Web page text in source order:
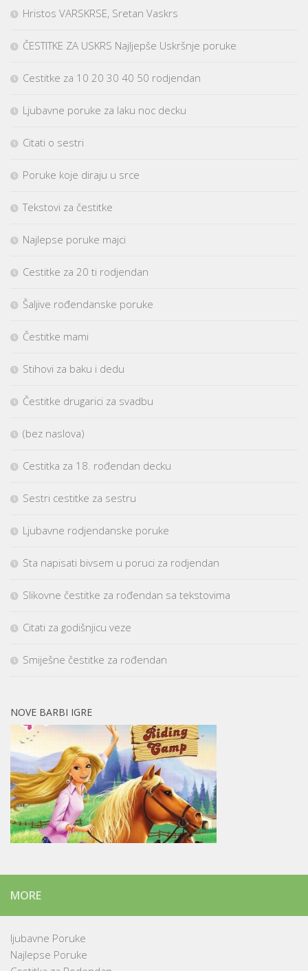
Hristos VARSKRSE, Sretan Vaskrs
ČESTITKE ZA USKRS Najljepše Uskršnje poruke
Cestitke za 10 20 30 40 50 rodjendan
Ljubavne poruke za laku noc decku
Citati o sestri
Poruke koje diraju u srce
Tekstovi za čestitke
Najlepse poruke majci
Cestitke za 20 ti rodjendan
Šaljive rođendanske poruke
Čestitke mami
Stihovi za baku i dedu
Čestitke drugarici za svadbu
(bez naslova)
Cestitka za 18. rođendan decku
Sestri cestitke za sestru
Ljubavne rodjendanske poruke
Sta napisati bivsem u poruci za rodjendan
Slikovne čestitke za rođendan sa tekstovima
Citati za godišnjicu veze
Smiješne čestitke za rođendan
NOVE BARBI IGRE
MORE
ljubavne Poruke
Najlepse Poruke